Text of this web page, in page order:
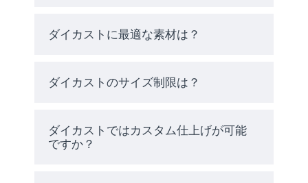
ッキなどの二次的な仕上げ処理に
金型から出てくるため、大規模な
機械加工の必要性が少なくなりま
ダイカストに最適な素材は？
ダイカストのサイズ制限は？
ダイカストではカスタム仕上げが可能
ですか？